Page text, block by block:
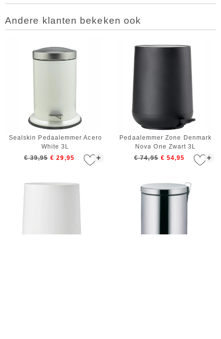
Andere klanten bekeken ook
+
Sealskin Pedaalemmer Acero
White 3L
€ 39,95 € 29,95 +
Pedaalemmer Zone Denmark
Nova One Zwart 3L
€ 74,95 € 54,95